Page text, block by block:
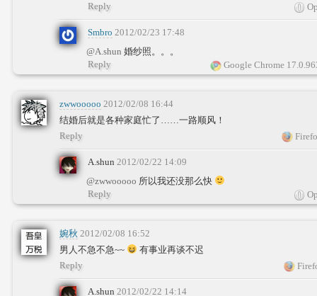
Reply
Smbro 2012/02/23 17:48
@A.shun 婚纱照。。。
Google Chrome
Reply
zwwooooo 2012/02/08 16:44
结婚后就是各种家庭忙了……一路顺风！
Reply
A.shun 2012/02/22 14:09
@zwwooooo 所以我还没那么快
Reply
婉秋 2012/02/08 16:52
男人不急不急~~
有事业再谈不迟
Reply
A.shun 2012/02/22 14:14